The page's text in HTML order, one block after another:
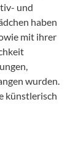
und
haben
mit ihrer
wurden.
künstlerisch